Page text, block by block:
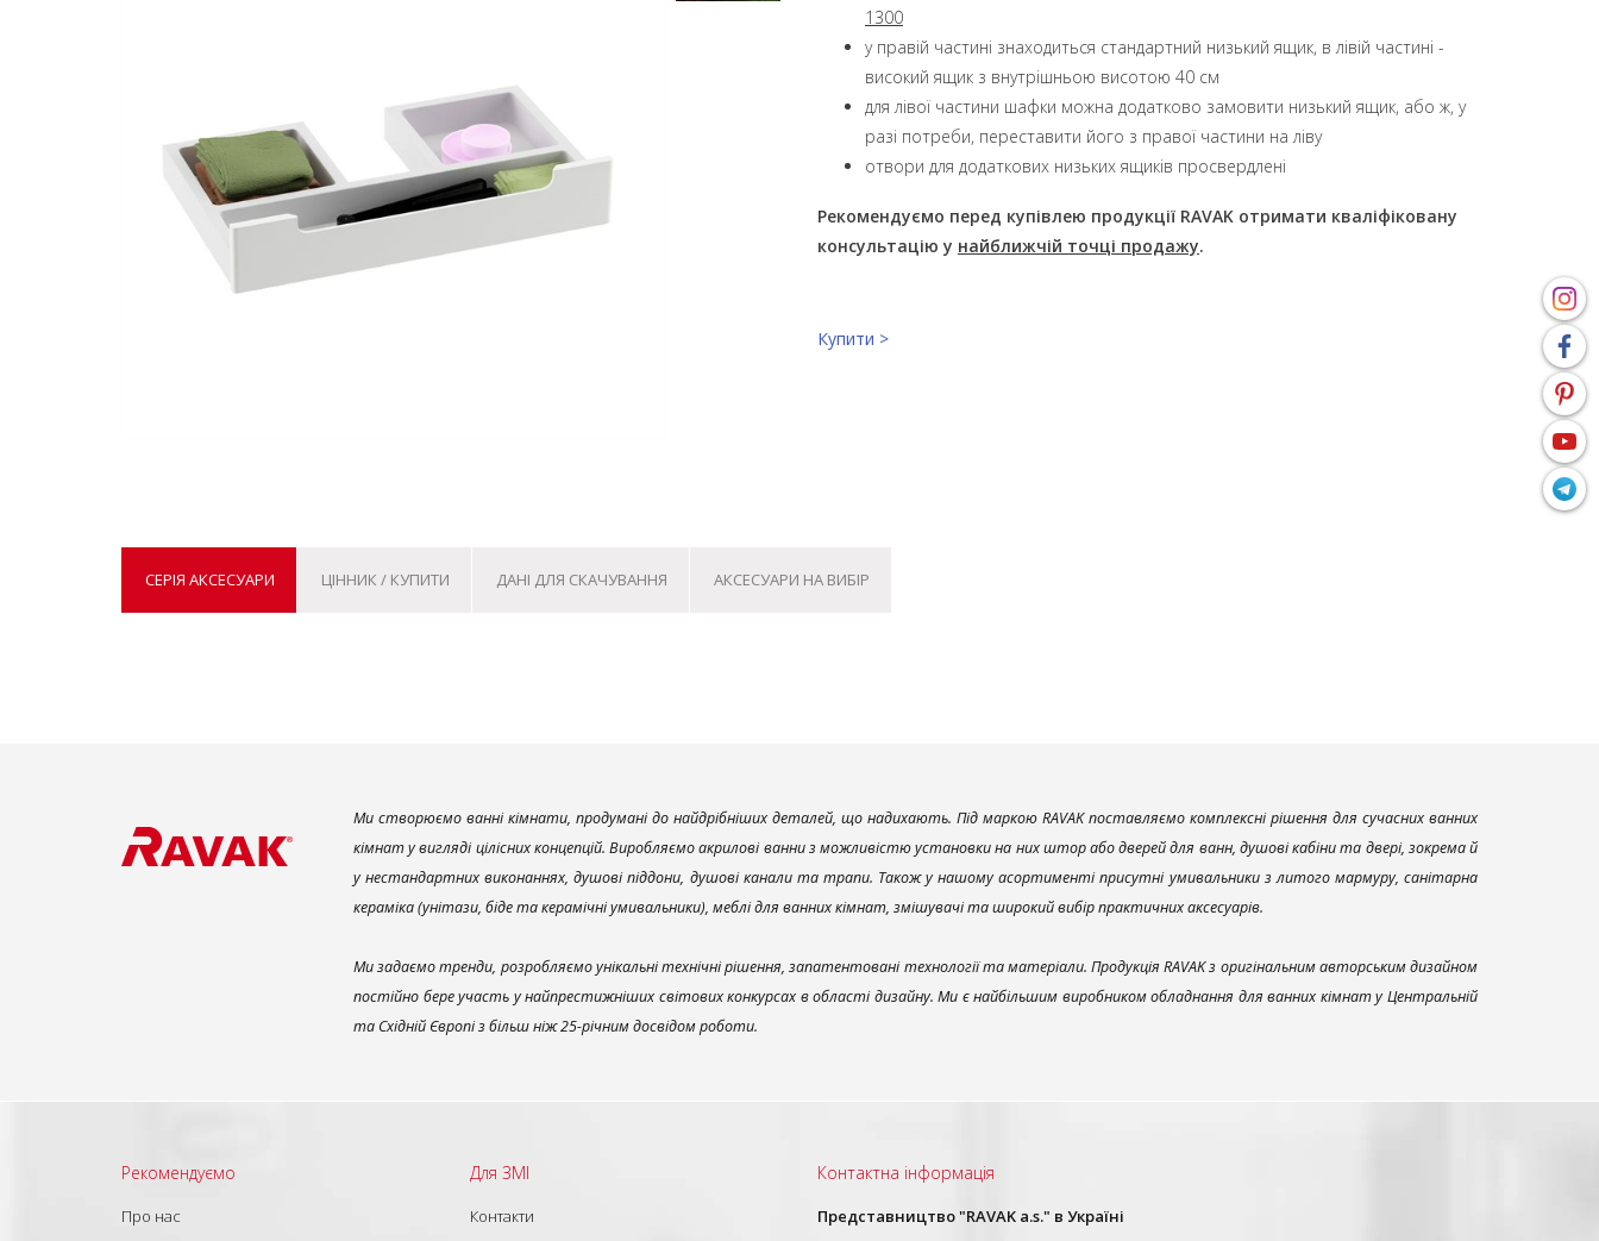
1300
у правій частині знаходиться стандартний низький ящик, в лівій частині -
високий ящик з внутрішньою висотою 40 см
для лівої частини шафки можна додатково замовити низький ящик, або ж, у
разі потреби, переставити його з правої частини на ліву
отвори для додаткових низьких ящиків просвердлені
Рекомендуємо перед купівлею продукції RAVAK отримати кваліфіковану
консультацію у найближчій точці продажу.
Купити >
СЕРІЯ АКСЕСУАРИ ЦІННИК / КУПИТИ ДАНІ ДЛЯ СКАЧУВАННЯ АКСЕСУАРИ НА ВИБІР
Ми створюємо ванні кімнати, продумані до найдрібніших деталей, що надихають. Під маркою RAVAK поставляємо комплексні рішення для сучасних ванних
кімнат у вигляді цілісних концепцій. Виробляємо акрилові ванни з можливістю установки на них штор або дверей для ванн, душові кабіни та двері, зокрема й
у нестандартних виконаннях, душові піддони, душові канали та трапи. Також у нашому асортименті присутні умивальники з литого мармуру, санітарна
кераміка (унітази, біде та керамічні умивальники), меблі для ванних кімнат, змішувачі та широкий вибір практичних аксесуарів.
Ми задаємо тренди, розробляємо унікальні технічні рішення, запатентовані технології та матеріали. Продукція RAVAK з оригінальним авторським дизайном
постійно бере участь у найпрестижніших світових конкурсах в області дизайну. Ми є найбільшим виробником обладнання для ванних кімнат у Центральній
та Східній Європі з більш ніж 25-річним досвідом роботи.
Рекомендуємо
Про нас
Для ЗМІ
Контакти
Контактна інформація
Представництво "RAVAK a.s." в Україні